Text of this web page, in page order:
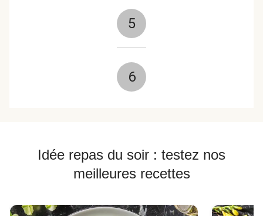
5
6
Idée repas du soir : testez nos
meilleures recettes